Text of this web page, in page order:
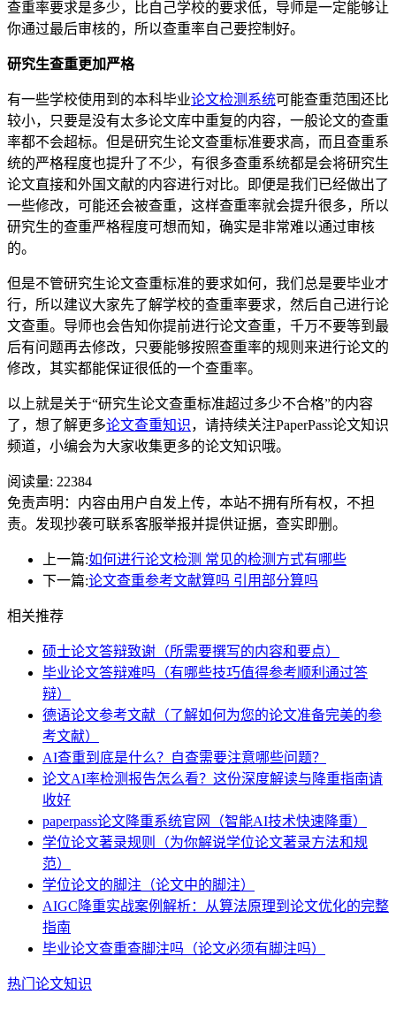
查重率要求是多少，比自己学校的要求低，导师是一定能够让
你通过最后审核的，所以查重率自己要控制好。
研究生查重更加严格
有一些学校使用到的本科毕业论文检测系统可能查重范围还比
较小，只要是没有太多论文库中重复的内容，一般论文的查重
率都不会超标。但是研究生论文查重标准要求高，而且查重系
统的严格程度也提升了不少，有很多查重系统都是会将研究生
论文直接和外国文献的内容进行对比。即便是我们已经做出了
一些修改，可能还会被查重，这样查重率就会提升很多，所以
研究生的查重严格程度可想而知，确实是非常难以通过审核
的。
但是不管研究生论文查重标准的要求如何，我们总是要毕业才
行，所以建议大家先了解学校的查重率要求，然后自己进行论
文查重。导师也会告知你提前进行论文查重，千万不要等到最
后有问题再去修改，只要能够按照查重率的规则来进行论文的
修改，其实都能保证很低的一个查重率。
以上就是关于“研究生论文查重标准超过多少不合格”的内容
了，想了解更多论文查重知识，请持续关注PaperPass论文知识
频道，小编会为大家收集更多的论文知识哦。
阅读量: 22384
免责声明：内容由用户自发上传，本站不拥有所有权，不担
责。发现抄袭可联系客服举报并提供证据，查实即删。
上一篇:如何进行论文检测 常见的检测方式有哪些
下一篇:论文查重参考文献算吗 引用部分算吗
相关推荐
硕士论文答辩致谢（所需要撰写的内容和要点）
毕业论文答辩难吗（有哪些技巧值得参考顺利通过答
辩）
德语论文参考文献（了解如何为您的论文准备完美的参
考文献）
AI查重到底是什么？自查需要注意哪些问题？
论文AI率检测报告怎么看？这份深度解读与降重指南请
收好
paperpass论文降重系统官网（智能AI技术快速降重）
学位论文著录规则（为你解说学位论文著录方法和规
范）
学位论文的脚注（论文中的脚注）
AIGC降重实战案例解析：从算法原理到论文优化的完整
指南
毕业论文查重查脚注吗（论文必须有脚注吗）
热门论文知识